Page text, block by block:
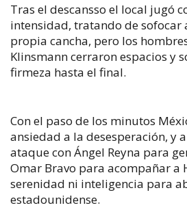
Tras el descansso el local jugó
intensidad, tratando de sofocar
propia cancha, pero los
Klinsmann cerraron espacios y
firmeza hasta el final.
Con el paso de los minutos
ansiedad a la desesperación, y
ataque con Ángel Reyna para
Omar Bravo para acompañar a
serenidad ni inteligencia para
estadounidense.